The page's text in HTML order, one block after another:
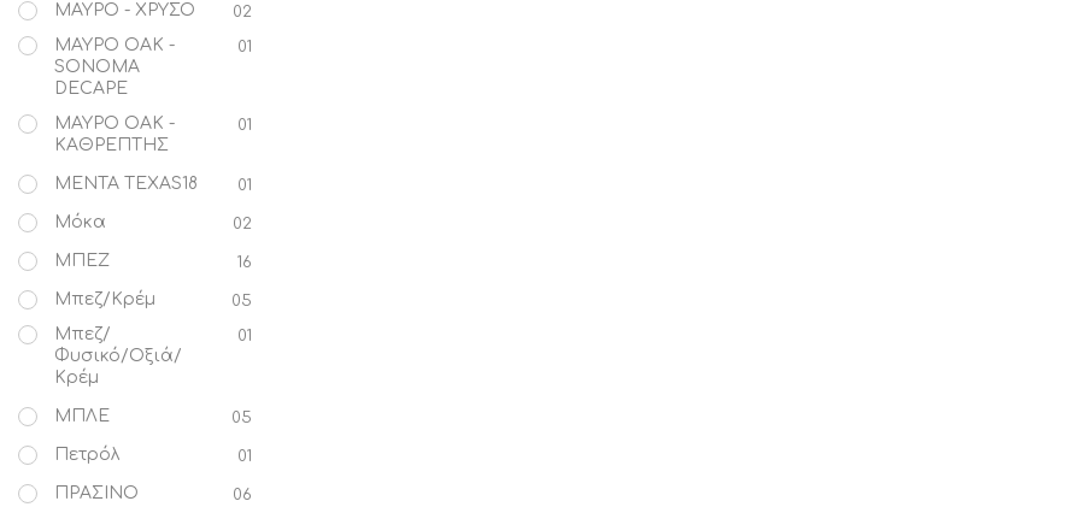
ΜΑΥΡΟ - ΧΡΥΣΟ 02
ΜΑΥΡΟ OAK -
SONOMA
DECAPE
01
ΜΑΥΡΟ OAK -
ΚΑΘΡΕΠΤΗΣ
01
ΜΕΝΤΑ TEXAS18 01
Μόκα 02
ΜΠΕΖ 16
Μπεζ/Κρέμ 05
Μπεζ/
Φυσικό/Oξιά/
Κρέμ
01
ΜΠΛΕ 05
Πετρόλ 01
ΠΡΑΣΙΝΟ 06